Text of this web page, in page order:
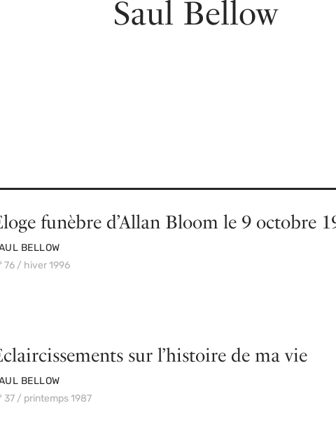
Saul Bellow
funèbre d’Allan Bloom le 9 octobre
BELLOW
76 / hiver 1996
sur l’histoire de ma vie
BELLOW
37 / printemps 1987